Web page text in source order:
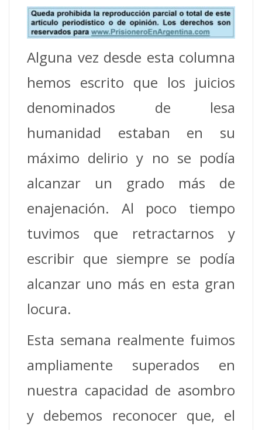
Alguna vez desde esta columna
hemos escrito que los juicios
denominados de lesa
humanidad estaban en su
máximo delirio y no se podía
alcanzar un grado más de
enajenación. Al poco tiempo
tuvimos que retractarnos y
escribir que siempre se podía
alcanzar uno más en esta gran
locura.
Esta semana realmente fuimos
ampliamente superados en
nuestra capacidad de asombro
y debemos reconocer que, el